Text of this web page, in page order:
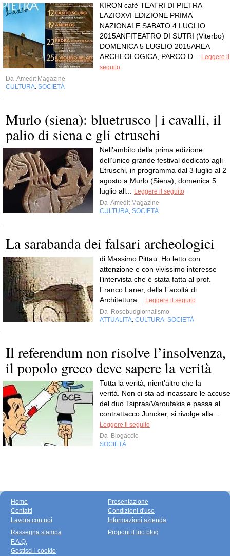
KIRON cafè TEATRI DI PIETRA
LAZIOXVI EDIZIONE PRIMA
NAZIONALE SABATO 4 LUGLIO
2015ANFITEATRO DI SUTRI (Viterbo)
DOMENICA 5 LUGLIO 2015AREA
ARCHEOLOGICA, PARCO D...
Leggere il
seguito
Da Amedit Magazine
CULTURA SOCIETÀ
Murlo (siena): bluetrusco | i cavalli, il
palio di siena e gli etruschi
Nell’ambito della prima edizione
dell’unico grande festival dedicato agli
Etruschi, in programma dal 3 luglio al 2
agosto a Murlo (Siena), domenica 5
luglio all...
Leggere il seguito
Da Amedit Magazine
CULTURA SOCIETÀ
La sarabanda dei falsari archeologici
di Massimo Pittau. Ho letto con
attenzione e con vivissimo interesse
l’intervista che è stata fatta al prof.
Franco Laner, della Facoltà di
Architettura...
Leggere il seguito
Da Rosebudgiornalismo
ATTUALITÀ CULTURA SOCIETÀ
Il referendum non risolve l’insolvenza,
il popolo greco deve sapere la verità
Tutta la verità, nient’altro che la
verità. Non ci sta ad incassare le accuse
del duo Tsipras/Varoufakis e passa al
contrattacco Juncker, si rivolge alla...
Leggere il seguito
Da Blogaccio
SOCIETÀ
Home
Contatti
Lavora con noi
Presentazione
Condizioni d'uso
Informazioni azienda
Rassegna stampa
F.A.Q.
Gestisci i cookie
Proponi il tuo blog